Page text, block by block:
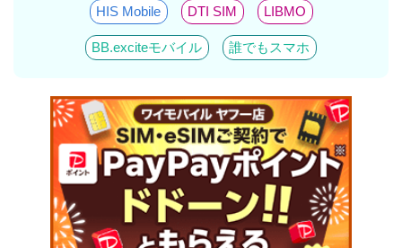
HIS Mobile DTI SIM LIBMO
BB.exciteモバイル 誰でもスマホ